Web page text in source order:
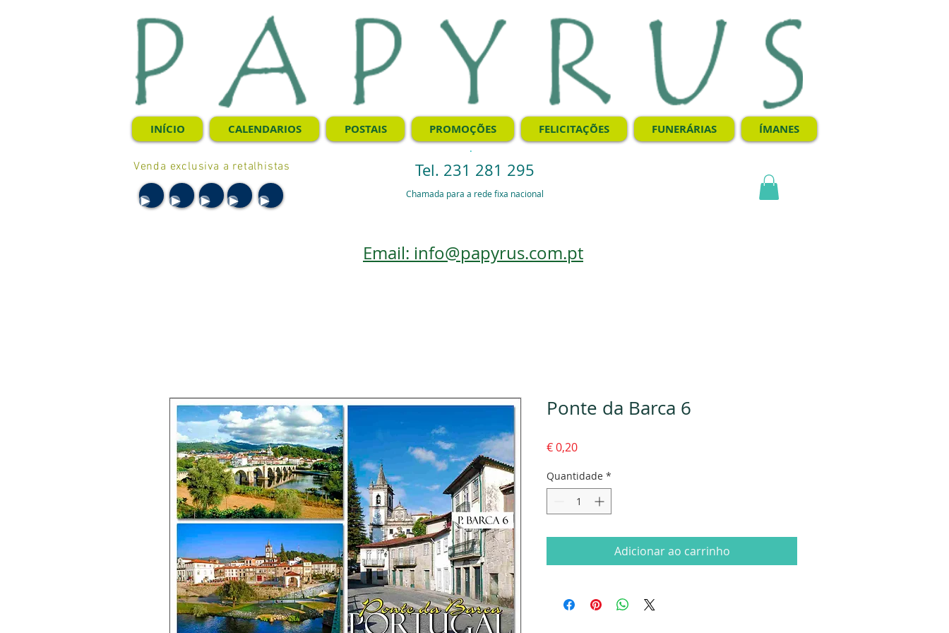
INÍCIO CALENDARIOS POSTAIS PROMOÇÕES FELICITAÇÕES FUNERÁRIAS ÍMANES
.
Venda exclusiva a retalhistas Tel. 231 281 295
Chamada para a rede fixa nacional
Email: info@papyrus.com.pt
Ponte da Barca 6
€ 0,20Preço
Quantidade *
Adicionar ao carrinho